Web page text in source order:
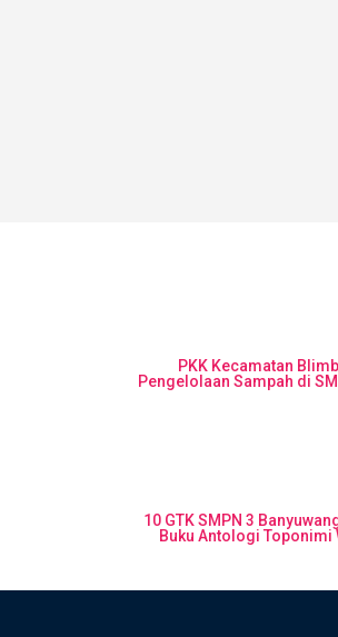
PKK Kecamatan
Pengelolaan Sampah di
10 GTK SMPN 3
Buku Antologi Toponimi